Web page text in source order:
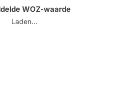
WOZ-waarde
Laden...